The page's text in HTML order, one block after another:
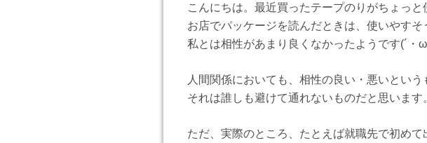
こんにちは。最近買ったテープのりがちょっと
お店でパッケージを読んだときは、使いやすそ
私とは相性があまり良くなかったようです(´・
人間関係においても、相性の良い・悪いという
それは誰しも避けて通れないものだと思います
ただ、実際のところ、たとえば就職先で初め